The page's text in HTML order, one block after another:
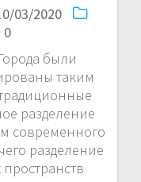
03/2020
0
были
таким
разделение
современного
разделение